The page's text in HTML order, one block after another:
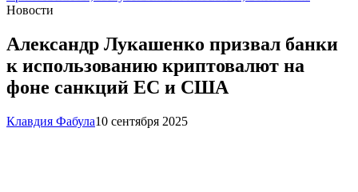
Новости
Александр Лукашенко призвал банки
к использованию криптовалют на
фоне санкций ЕС и США
Клавдия Фабула10 сентября 2025